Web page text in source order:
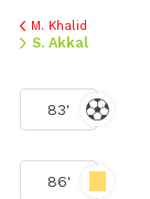
M. Khalid
S. Akkal
83'
86'